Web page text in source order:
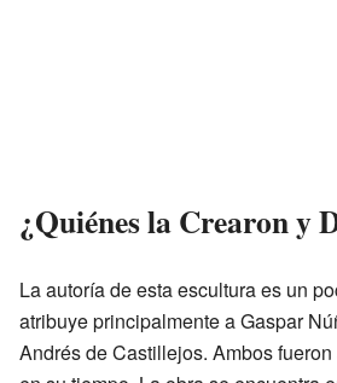
¿Quiénes la Crearon y
La autoría de esta escultura es un
atribuye principalmente a Gaspar
Andrés de Castillejos. Ambos